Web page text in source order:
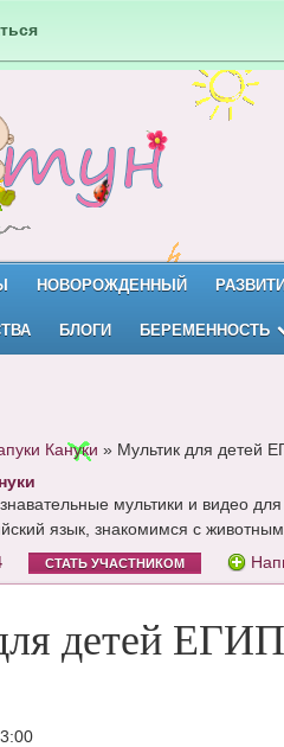
НОВОРОЖДЕННЫЙ
БЛОГИ БЕРЕМЕННОСТЬ
Кануки » Мультик для детей
мультики и видео
язык, знакомимся с
СТАТЬ УЧАСТНИКОМ
детей